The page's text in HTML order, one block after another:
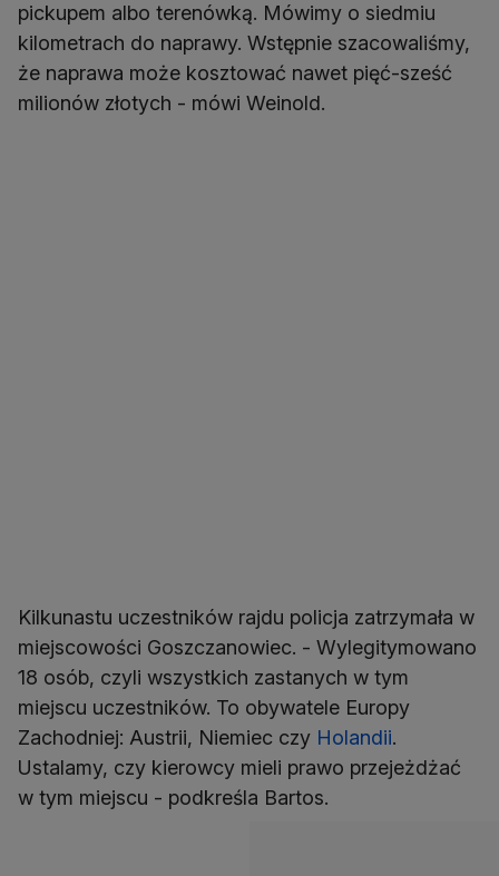
pickupem albo terenówką. Mówimy o siedmiu
kilometrach do naprawy. Wstępnie szacowaliśmy,
że naprawa może kosztować nawet pięć-sześć
milionów złotych - mówi Weinold.
Kilkunastu uczestników rajdu policja zatrzymała w
miejscowości Goszczanowiec. - Wylegitymowano
18 osób, czyli wszystkich zastanych w tym
miejscu uczestników. To obywatele Europy
Zachodniej: Austrii, Niemiec czy Holandii.
Ustalamy, czy kierowcy mieli prawo przejeżdżać
w tym miejscu - podkreśla Bartos.